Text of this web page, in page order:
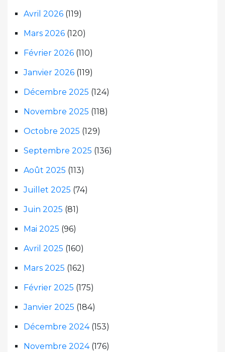
Avril 2026 (119)
Mars 2026 (120)
Février 2026 (110)
Janvier 2026 (119)
Décembre 2025 (124)
Novembre 2025 (118)
Octobre 2025 (129)
Septembre 2025 (136)
Août 2025 (113)
Juillet 2025 (74)
Juin 2025 (81)
Mai 2025 (96)
Avril 2025 (160)
Mars 2025 (162)
Février 2025 (175)
Janvier 2025 (184)
Décembre 2024(153)
Novembre 2024(176)